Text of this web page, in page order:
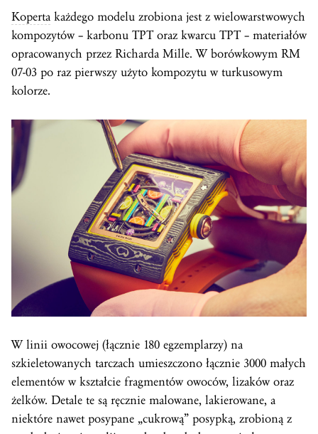
Koperta każdego modelu zrobiona jest z wielowarstwowych
kompozytów – karbonu TPT oraz kwarcu TPT – materiałów
opracowanych przez Richarda Mille. W borówkowym RM
07-03 po raz pierwszy użyto kompozytu w turkusowym
kolorze.
W linii owocowej (łącznie 180 egzemplarzy) na
szkieletowanych tarczach umieszczono łącznie 3000 małych
elementów w kształcie fragmentów owoców, lizaków oraz
żelków. Detale te są ręcznie malowane, lakierowane, a
niektóre nawet posypane „cukrową” posypką, zrobioną z